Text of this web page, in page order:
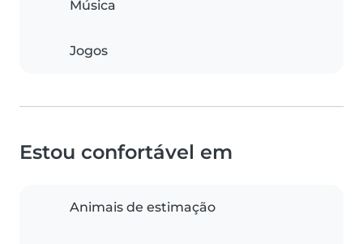
Música
Jogos
Estou confortável em
Animais de estimação